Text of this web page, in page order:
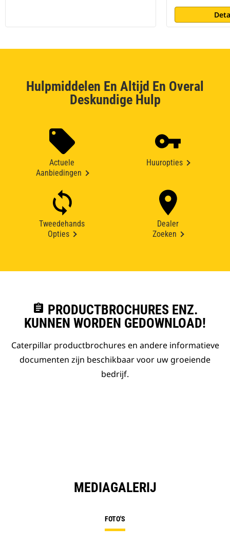
Hulpmiddelen En Altijd En Overal
Deskundige Hulp
Actuele
Aanbiedingen
Huuropties
Tweedehands
Opties
Dealer
Zoeken
assignment PRODUCTBROCHURES ENZ.
KUNNEN WORDEN GEDOWNLOAD!
Caterpillar productbrochures en andere informatieve
documenten zijn beschikbaar voor uw groeiende
bedrijf.
MEDIAGALERIJ
FOTO'S